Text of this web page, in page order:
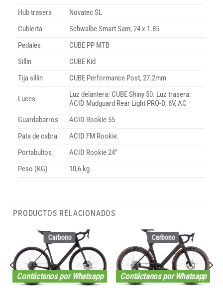
Hub trasera
Novatec SL
Cubierta
Schwalbe Smart Sam, 24 x 1.85
Pedales
CUBE PP MTB
Sillin
CUBE Kid
Tija sillin
CUBE Performance Post, 27.2mm
Luces
Luz delantera: CUBE Shiny 50. Luz trasera:
ACID Mudguard Rear Light PRO-D, 6V, AC
Guardabarros
ACID Rookie 55
Pata de cabra
ACID FM Rookie
Portabultos
ACID Rookie 24″
Peso (KG)
10,6 kg
PRODUCTOS RELACIONADOS
Carbono
Contáctanos por Whatsapp
Carbono
Contáctanos por Whatsapp